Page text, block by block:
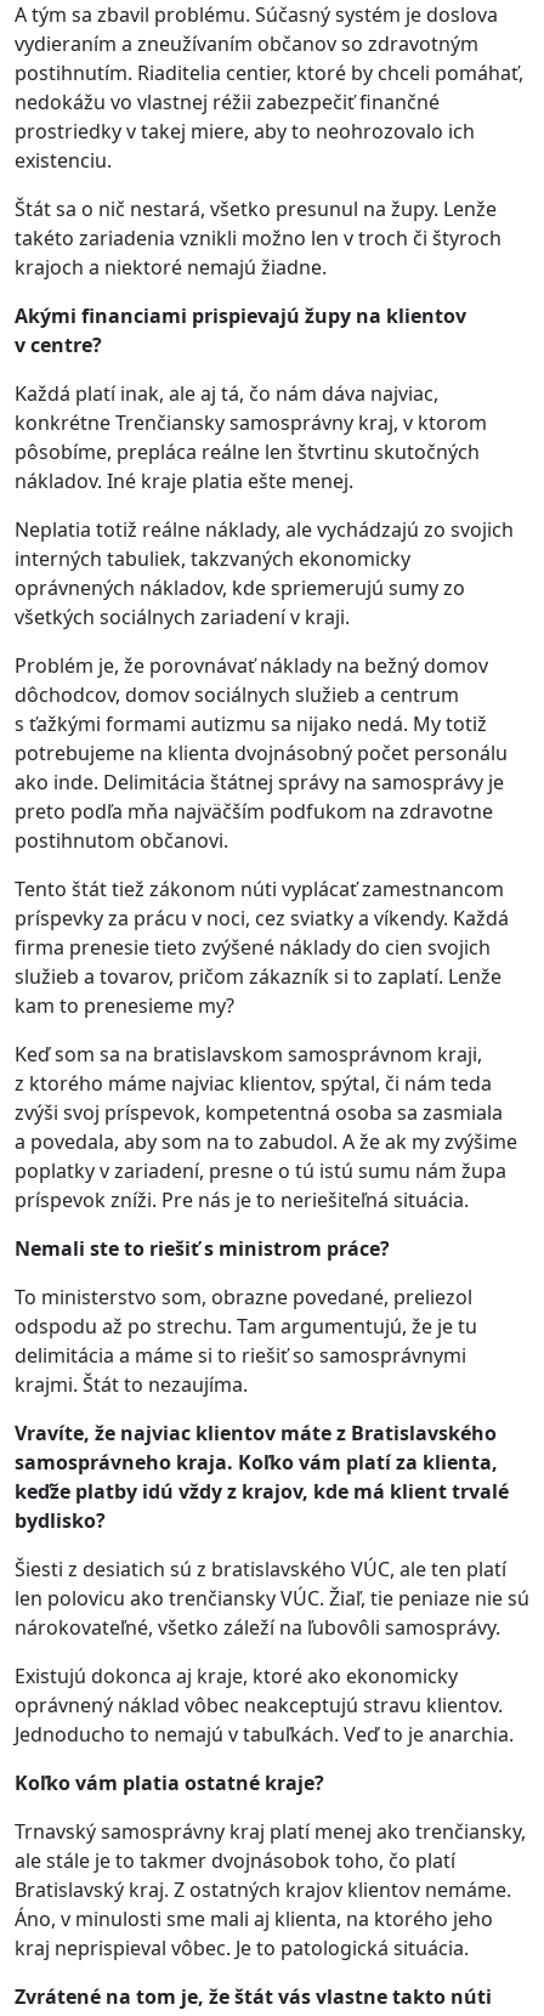
A tým sa zbavil problému. Súčasný systém je doslova
vydieraním a zneužívaním občanov so zdravotným
postihnutím. Riaditelia centier, ktoré by chceli pomáhať,
nedokážu vo vlastnej réžii zabezpečiť finančné
prostriedky v takej miere, aby to neohrozovalo ich
existenciu.
Štát sa o nič nestará, všetko presunul na župy. Lenže
takéto zariadenia vznikli možno len v troch či štyroch
krajoch a niektoré nemajú žiadne.
Akými financiami prispievajú župy na klientov
v centre?
Každá platí inak, ale aj tá, čo nám dáva najviac,
konkrétne Trenčiansky samosprávny kraj, v ktorom
pôsobíme, prepláca reálne len štvrtinu skutočných
nákladov. Iné kraje platia ešte menej.
Neplatia totiž reálne náklady, ale vychádzajú zo svojich
interných tabuliek, takzvaných ekonomicky
oprávnených nákladov, kde spriemerujú sumy zo
všetkých sociálnych zariadení v kraji.
Problém je, že porovnávať náklady na bežný domov
dôchodcov, domov sociálnych služieb a centrum
s ťažkými formami autizmu sa nijako nedá. My totiž
potrebujeme na klienta dvojnásobný počet personálu
ako inde. Delimitácia štátnej správy na samosprávy je
preto podľa mňa najväčším podfukom na zdravotne
postihnutom občanovi.
Tento štát tiež zákonom núti vyplácať zamestnancom
príspevky za prácu v noci, cez sviatky a víkendy. Každá
firma prenesie tieto zvýšené náklady do cien svojich
služieb a tovarov, pričom zákazník si to zaplatí. Lenže
kam to prenesieme my?
Keď som sa na bratislavskom samosprávnom kraji,
z ktorého máme najviac klientov, spýtal, či nám teda
zvýši svoj príspevok, kompetentná osoba sa zasmiala
a povedala, aby som na to zabudol. A že ak my zvýšime
poplatky v zariadení, presne o tú istú sumu nám župa
príspevok zníži. Pre nás je to neriešiteľná situácia.
Nemali ste to riešiť s ministrom práce?
To ministerstvo som, obrazne povedané, preliezol
odspodu až po strechu. Tam argumentujú, že je tu
delimitácia a máme si to riešiť so samosprávnymi
krajmi. Štát to nezaujíma.
Vravíte, že najviac klientov máte z Bratislavského
samosprávneho kraja. Koľko vám platí za klienta,
keďže platby idú vždy z krajov, kde má klient trvalé
bydlisko?
Šiesti z desiatich sú z bratislavského VÚC, ale ten platí
len polovicu ako trenčiansky VÚC. Žiaľ, tie peniaze nie sú
nárokovateľné, všetko záleží na ľubovôli samosprávy.
Existujú dokonca aj kraje, ktoré ako ekonomicky
oprávnený náklad vôbec neakceptujú stravu klientov.
Jednoducho to nemajú v tabuľkách. Veď to je anarchia.
Koľko vám platia ostatné kraje?
Trnavský samosprávny kraj platí menej ako trenčiansky,
ale stále je to takmer dvojnásobok toho, čo platí
Bratislavský kraj. Z ostatných krajov klientov nemáme.
Áno, v minulosti sme mali aj klienta, na ktorého jeho
kraj neprispieval vôbec. Je to patologická situácia.
Zvrátené na tom je, že štát vás vlastne takto núti